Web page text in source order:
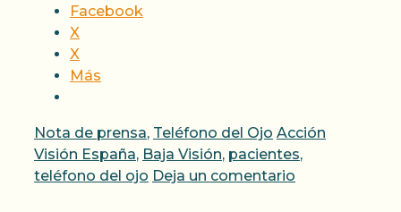
Facebook
X
X
Más
Categorías
Nota de prensa, Teléfono del Ojo Etiquetas
Acción
Visión España, Baja Visión, pacientes,
teléfono del ojo Deja un comentario